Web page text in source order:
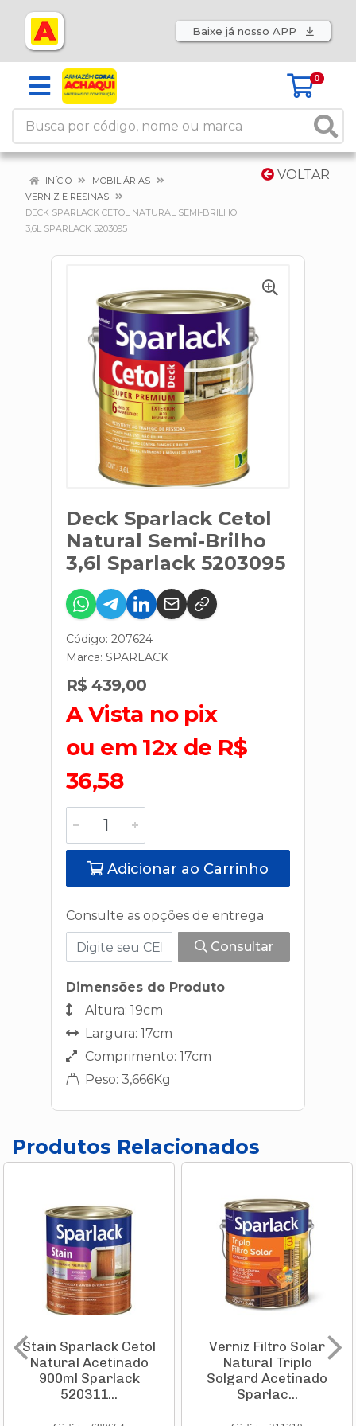
Baixe já nosso APP
0
VOLTAR
INÍCIO
IMOBILIÁRIAS
VERNIZ E RESINAS
DECK SPARLACK CETOL NATURAL SEMI-BRILHO
3,6L SPARLACK 5203095
Deck Sparlack Cetol
Natural Semi-Brilho
3,6l Sparlack 5203095
Código: 207624
Marca: SPARLACK
R$ 439,00
A Vista no pix
ou em 12x de R$
36,58
Adicionar ao Carrinho
Consulte as opções de entrega
Consultar
Dimensões do Produto
Altura: 19cm
Largura: 17cm
Comprimento: 17cm
Peso: 3,666Kg
Produtos Relacionados
Stain Sparlack Cetol
Natural Acetinado
900ml Sparlack
520311...
Verniz Filtro Solar
Natural Triplo
Solgard Acetinado
Sparlac...